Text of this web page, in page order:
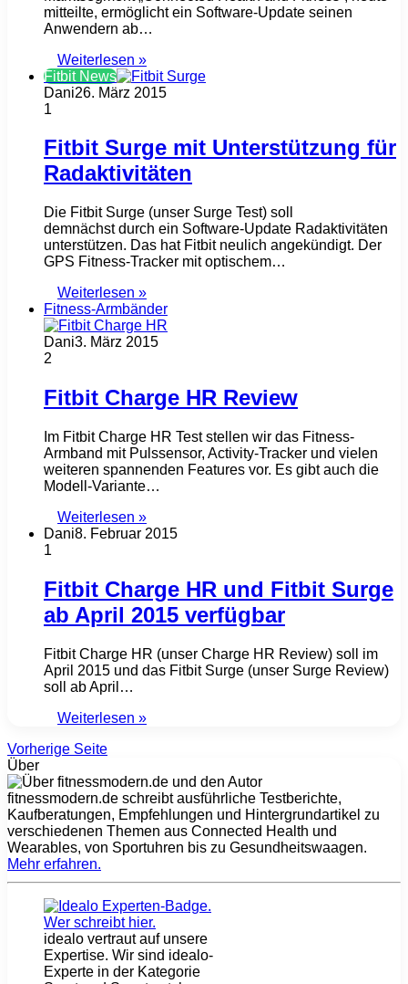
mitteilte, ermöglicht ein Software-Update seinen
Anwendern ab…
Weiterlesen »
Fitbit News
Dani26. März 2015
1
Fitbit Surge mit Unterstützung für
Radaktivitäten
Die Fitbit Surge (unser Surge Test) soll
demnächst durch ein Software-Update Radaktivitäten
unterstützen. Das hat Fitbit neulich angekündigt. Der
GPS Fitness-Tracker mit optischem…
Weiterlesen »
Fitness-Armbänder
Dani3. März 2015
2
Fitbit Charge HR Review
Im Fitbit Charge HR Test stellen wir das Fitness-
Armband mit Pulssensor, Activity-Tracker und vielen
weiteren spannenden Features vor. Es gibt auch die
Modell-Variante…
Weiterlesen »
Dani8. Februar 2015
1
Fitbit Charge HR und Fitbit Surge
ab April 2015 verfügbar
Fitbit Charge HR (unser Charge HR Review) soll im
April 2015 und das Fitbit Surge (unser Surge Review)
soll ab April…
Weiterlesen »
Vorherige Seite
Über
fitnessmodern.de schreibt ausführliche Testberichte,
Kaufberatungen, Empfehlungen und Hintergrundartikel zu
verschiedenen Themen aus Connected Health und
Wearables, von Sportuhren bis zu Gesundheitswaagen.
Mehr erfahren.
idealo vertraut auf unsere
Expertise. Wir sind idealo-
Experte in der Kategorie